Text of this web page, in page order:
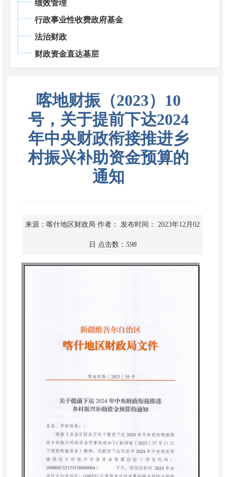
绩效管理
行政事业性收费政府基金
法治财政
财政资金直达基层
喀地财振（2023）10
号，关于提前下达2024
年中央财政衔接推进乡
村振兴补助资金预算的
通知
来源：喀什地区财政局 作者： 发布时间： 2023年12月02
日 点击数： 598